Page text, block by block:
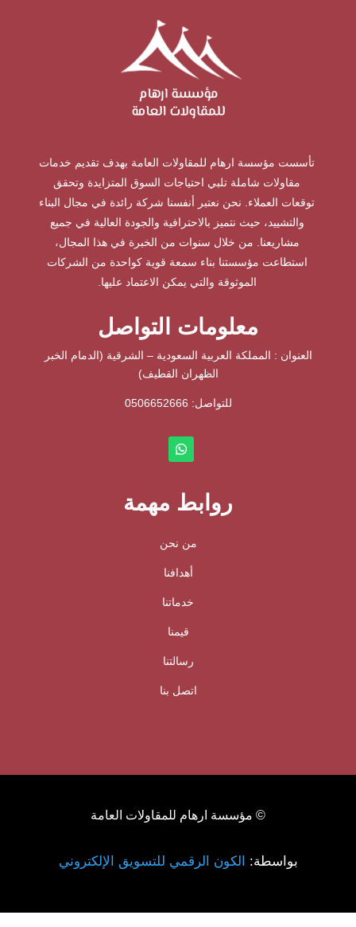
تأسست مؤسسة ارهام للمقاولات العامة بهدف تقديم خدمات
مقاولات شاملة تلبي احتياجات السوق المتزايدة وتحقق
توقعات العملاء. نحن نعتبر أنفسنا شركة رائدة في مجال البناء
والتشييد، حيث نتميز بالاحترافية والجودة العالية في جميع
مشاريعنا. من خلال سنوات من الخبرة في هذا المجال،
استطاعت مؤسستنا بناء سمعة قوية كواحدة من الشركات
الموثوقة والتي يمكن الاعتماد عليها.
معلومات التواصل
العنوان : المملكة العربية السعودية – الشرقية (الدمام الخبر
الظهران القطيف)
للتواصل: ⁦ 0506652666
روابط مهمة
من نحن
أهدافنا
خدماتنا
قيمنا
رسالتنا
اتصل بنا
© مؤسسة ارهام للمقاولات العامة
بواسطة: الكون الرقمي للتسويق الإلكتروني